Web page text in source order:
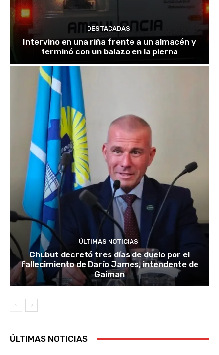
DESTACADAS
Intervino en una riña frente a un almacén y
terminó con un balazo en la pierna
ÚLTIMAS NOTICIAS
Chubut decretó tres días de duelo por el
fallecimiento de Darío James, intendente de
Gaiman
ÚLTIMAS NOTICIAS